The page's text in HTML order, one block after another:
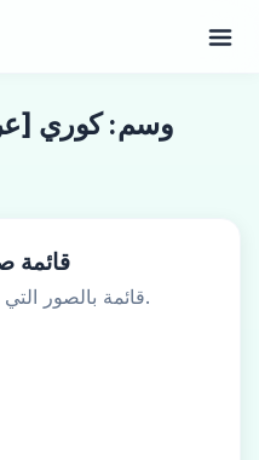
وسم: كوري
قائمة
قائمة بالصور التي تم إنشاؤها بهذا الوسم.